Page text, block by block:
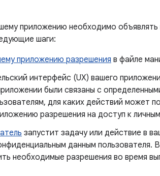
приложению необходимо
шаги:
приложению разрешения в файле
интерфейс (UX) вашего
были связаны с
для каких действий может
разрешения на доступ к
запустит задачу или действие в
данным пользователя.
необходимые разрешения во время